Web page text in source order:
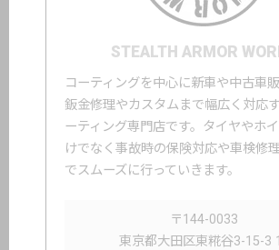
STEALTH ARMOR
コーティングを中心に新車や中古車販
鈑金修理やカスタムまで幅広く対応
ーティング専門店です。タイヤやホ
けでなく事故時の保険対応や車検修
でスムーズに行っていきます。
〒144-0033
東京都大田区東糀谷3-15-3